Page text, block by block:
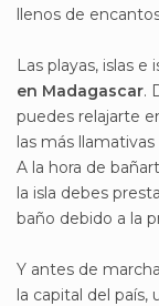
llenos de
Las playas, islas e
en Madagascar.
puedes relajarte
las más llamativas
A la hora de
la isla debes
baño debido a la
Y antes de
la capital del